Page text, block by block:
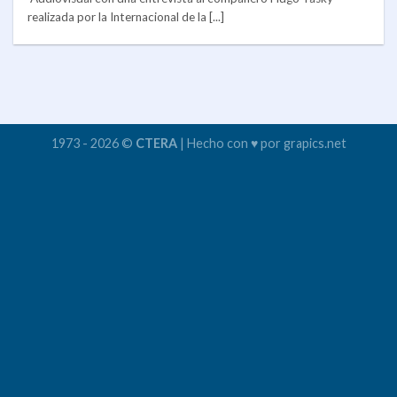
realizada por la Internacional de la [...]
1973 - 2026 © CTERA| Hecho con ♥ por grapics.net